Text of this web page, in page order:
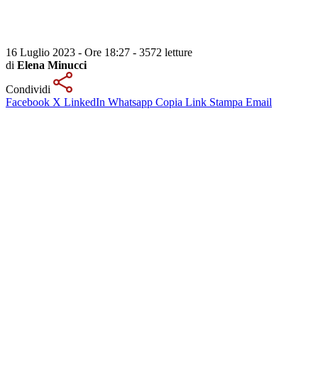
16 Luglio 2023 - Ore 18:27 - 3572 letture
di Elena Minucci
Condividi
Facebook X LinkedIn Whatsapp Copia Link Stampa Email